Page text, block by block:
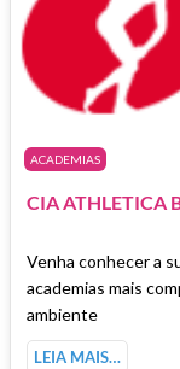
ACADEMIAS
CIA ATHLETICA
Venha conhecer a
academias mais
ambiente
LEIA MAIS…